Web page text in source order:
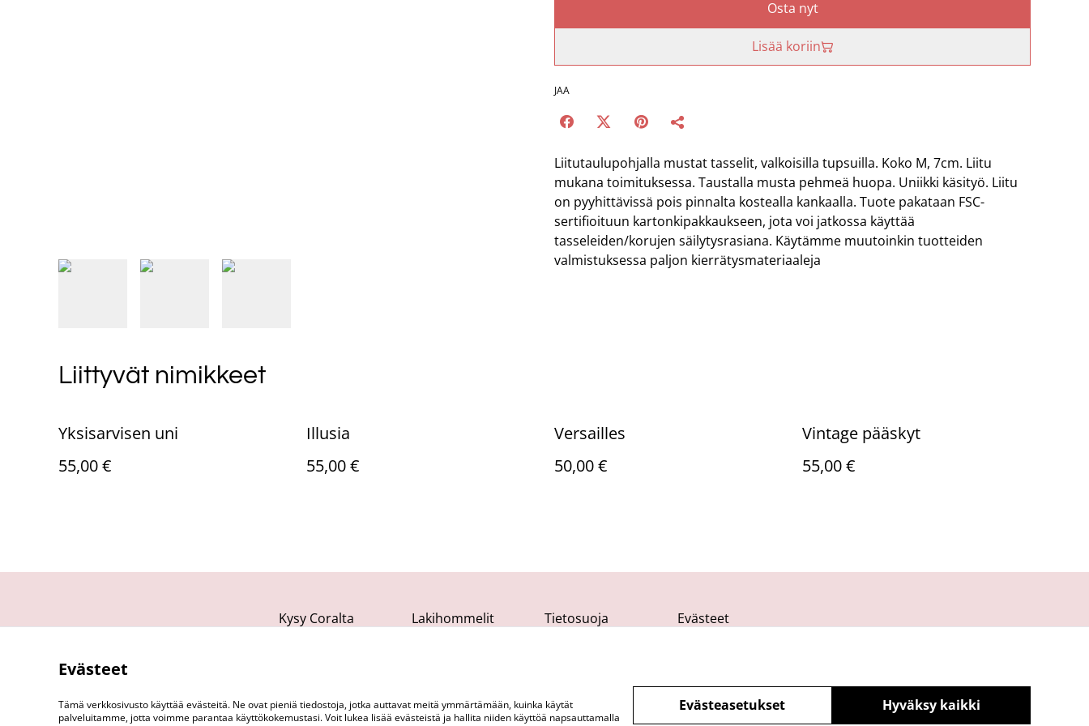
Osta nyt
Lisää koriin
JAA
Liitutaulupohjalla mustat tasselit, valkoisilla tupsuilla. Koko M, 7cm. Liitu
mukana toimituksessa. Taustalla musta pehmeä huopa. Uniikki käsityö. Liitu
on pyyhittävissä pois pinnalta kostealla kankaalla. Tuote pakataan FSC-
sertifioituun kartonkipakkaukseen, jota voi jatkossa käyttää
tasseleiden/korujen säilytysrasiana. Käytämme muutoinkin tuotteiden
valmistuksessa paljon kierrätysmateriaaleja
Liittyvät nimikkeet
Yksisarvisen uni
55,00 €
Illusia
55,00 €
Versailles
50,00 €
Vintage pääskyt
55,00 €
Kysy Coralta Lakihommelit Tietosuoja Evästeet
Evästeet
Tämä verkkosivusto käyttää evästeitä. Ne ovat pieniä tiedostoja, jotka auttavat meitä ymmärtämään, kuinka käytät
palveluitamme, jotta voimme parantaa käyttökokemustasi. Voit lukea lisää evästeistä ja hallita niiden käyttöä napsauttamalla
Hyväksy kaikki
Evästeasetukset